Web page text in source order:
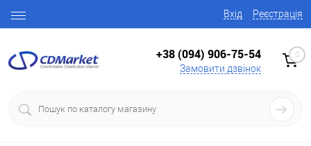
Вхід Реєстрація
+38 (094) 906-75-54
Замовити дзвінок
0